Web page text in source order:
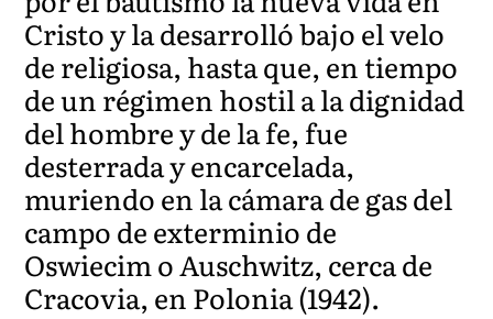
Cristo y la desarrolló bajo el velo
de religiosa, hasta que, en tiempo
de un régimen hostil a la dignidad
del hombre y de la fe, fue
desterrada y encarcelada,
muriendo en la cámara de gas del
campo de exterminio de
Oswiecim o Auschwitz, cerca de
Cracovia, en Polonia (1942).